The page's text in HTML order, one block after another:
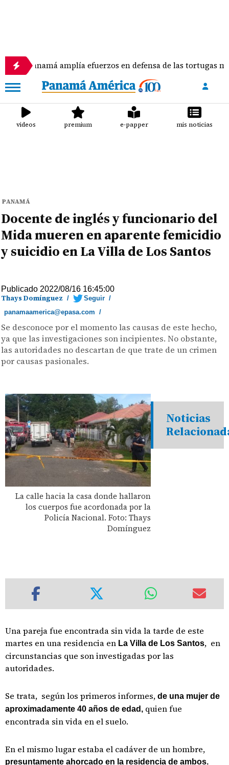
Panamá amplía efuerzos en defensa de las tortugas marinas
videos premium e-papper mis noticias
PANAMÁ
Docente de inglés y funcionario del
Mida mueren en aparente femicidio
y suicidio en La Villa de Los Santos
Publicado 2022/08/16 16:45:00
Thays Domínguez / Seguir /
panamaamerica@epasa.com /
Se desconoce por el momento las causas de este hecho,
ya que las investigaciones son incipientes. No obstante,
las autoridades no descartan de que trate de un crimen
por causas pasionales.
La calle hacia la casa donde hallaron
los cuerpos fue acordonada por la
Policía Nacional. Foto: Thays
Domínguez
Noticias
Una pareja fue encontrada sin vida la tarde de este
martes en una residencia en La Villa de Los Santos, en
circunstancias que son investigadas por las
autoridades.
Se trata, según los primeros informes, de una mujer de
aproximadamente 40 años de edad, quien fue
encontrada sin vida en el suelo.
En el mismo lugar estaba el cadáver de un hombre,
presuntamente ahorcado en la residencia de ambos.